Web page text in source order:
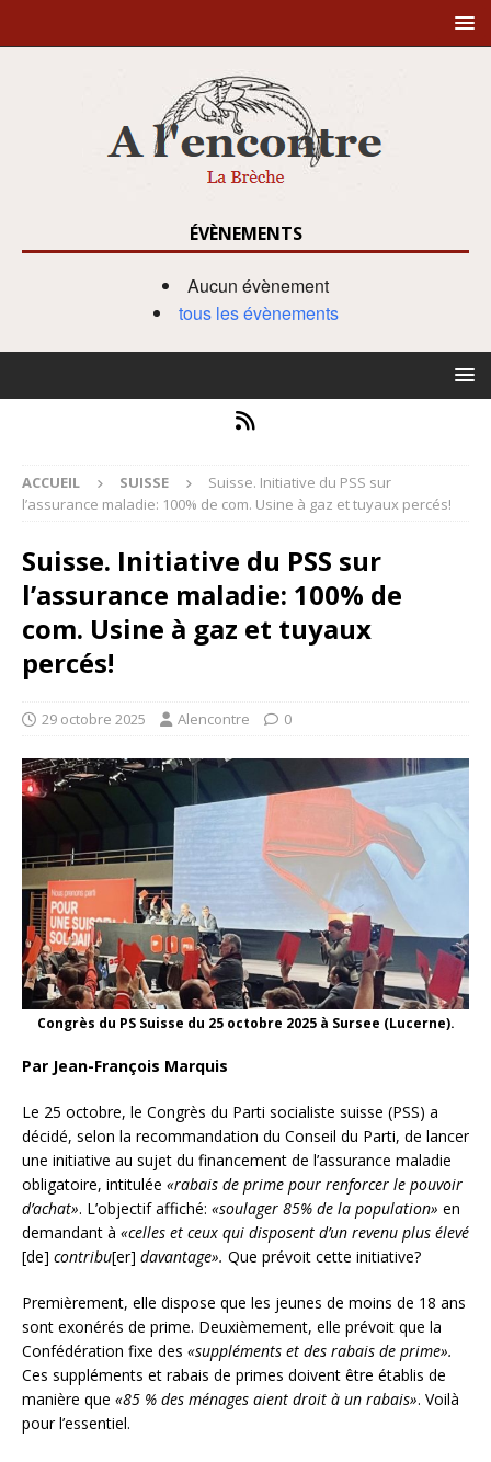
ÉVÈNEMENTS
Aucun évènement
tous les évènements
ACCUEIL SUISSE
Suisse. Initiative du PSS sur
l’assurance maladie: 100% de com. Usine à gaz et tuyaux percés!
Suisse. Initiative du PSS sur
l’assurance maladie: 100% de
com. Usine à gaz et tuyaux
percés!
29 octobre 2025 Alencontre 0
Congrès du PS Suisse du 25 octobre 2025 à Sursee (Lucerne).
Par Jean-François Marquis
Le 25 octobre, le Congrès du Parti socialiste suisse (PSS) a
décidé, selon la recommandation du Conseil du Parti, de lancer
une initiative au sujet du financement de l’assurance maladie
obligatoire, intitulée «rabais de prime pour renforcer le pouvoir
d’achat». L’objectif affiché: «soulager 85% de la population» en
demandant à «celles et ceux qui disposent d’un revenu plus élevé
[de] contribu[er] davantage». Que prévoit cette initiative?
Premièrement, elle dispose que les jeunes de moins de 18 ans
sont exonérés de prime. Deuxièmement, elle prévoit que la
Confédération fixe des «suppléments et des rabais de prime».
Ces suppléments et rabais de primes doivent être établis de
manière que «85 % des ménages aient droit à un rabais». Voilà
pour l’essentiel.